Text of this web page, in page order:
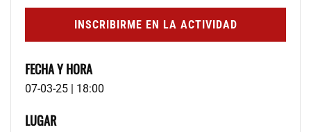
INSCRIBIRME EN LA ACTIVIDAD
FECHA Y HORA
07-03-25 | 18:00
LUGAR